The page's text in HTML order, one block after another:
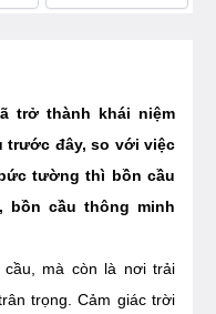
trở thành khái niệm
trước đây, so với việc
tường thì bồn cầu
bồn cầu thông minh
mà còn là nơi trải
trọng. Cảm giác trời